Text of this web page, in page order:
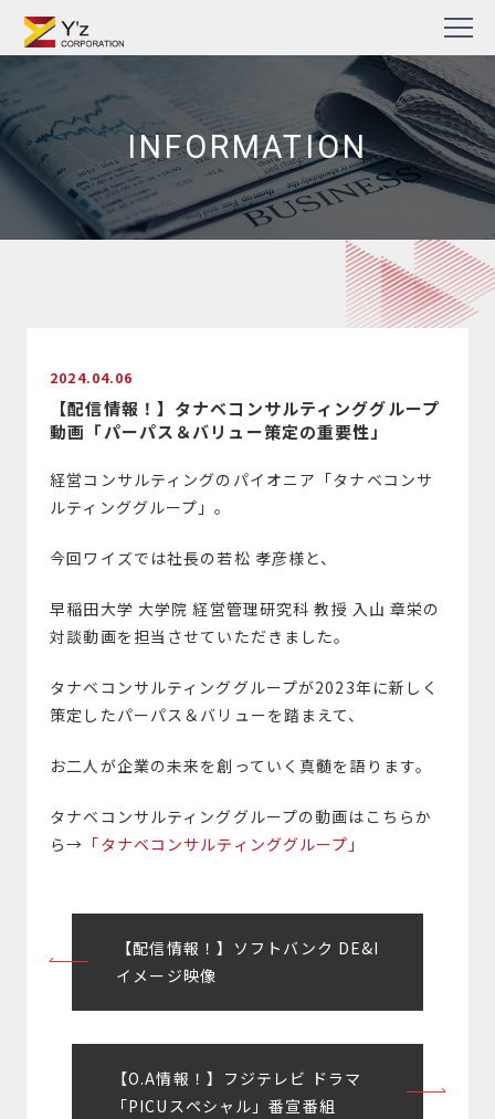
Skip
to
content
TV番組・企業PR動画・Web動画制作の株式会社ワイズ
INFORMATION
2024.04.06
【配信情報！】タナベコンサルティンググループ
動画「パーパス＆バリュー策定の重要性」
経営コンサルティングのパイオニア「タナベコンサ
ルティンググループ」。
今回ワイズでは社長の若松 孝彦様と、
早稲田大学 大学院 経営管理研究科 教授 入山 章栄の
対談動画を担当させていただきました。
タナベコンサルティンググループが2023年に新しく
策定したパーパス＆バリューを踏まえて、
お二人が企業の未来を創っていく真髄を語ります。
タナベコンサルティンググループの動画はこちらか
ら→ 「タナベコンサルティンググループ」
稿
ナ
ビ
【配信情報！】ソフトバンク DE&I
イメージ映像
【O.A情報！】フジテレビ ドラマ
「PICUスペシャル」番宣番組